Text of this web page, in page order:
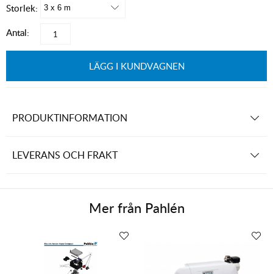
Storlek:
Antal:
LÄGG I KUNDVAGNEN
PRODUKTINFORMATION
LEVERANS OCH FRAKT
Mer från Pahlén